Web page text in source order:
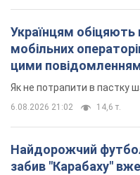
Українцям обіцяють
мобільних
цими
Як не потрапити в пастку
6.08.2026 21:02 14,6 т.
Найдорожчий
забив "Карабаху"